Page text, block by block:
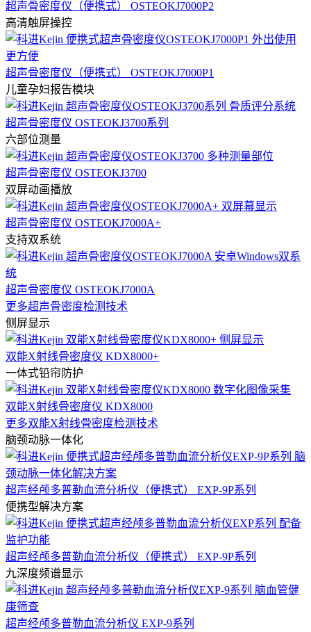
超声骨密度仪（便携式） OSTEOKJ7000P2
高清触屏操控
超声骨密度仪（便携式） OSTEOKJ7000P1
儿童孕妇报告模块
超声骨密度仪 OSTEOKJ3700系列
六部位测量
超声骨密度仪 OSTEOKJ3700
双屏动画播放
超声骨密度仪 OSTEOKJ7000A+
支持双系统
超声骨密度仪 OSTEOKJ7000A
更多超声骨密度检测技术
侧屏显示
双能X射线骨密度仪 KDX8000+
一体式铅帘防护
双能X射线骨密度仪 KDX8000
更多双能X射线骨密度检测技术
脑颈动脉一体化
超声经颅多普勒血流分析仪（便携式） EXP-9P系列
便携型解决方案
超声经颅多普勒血流分析仪（便携式） EXP-9P系列
九深度频谱显示
超声经颅多普勒血流分析仪 EXP-9系列